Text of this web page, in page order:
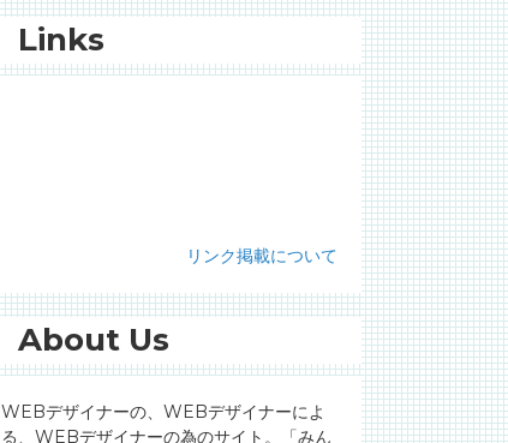
Links
リンク掲載について
About Us
WEBデザイナーの、WEBデザイナーによ
る、WEBデザイナーの為のサイト。「みん